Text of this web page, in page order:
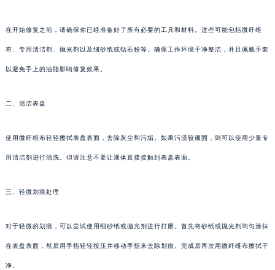
在开始修复之前，请确保你已经准备好了所有必要的工具和材料。这些可能包括微纤维
布、专用清洁剂、抛光剂以及细砂纸或钻石粉等。确保工作环境干净整洁，并且佩戴手套
以避免手上的油脂影响修复效果。
二、清洁表盘
使用微纤维布轻轻擦拭表盘表面，去除灰尘和污垢。如果污渍较顽固，则可以使用少量专
用清洁剂进行清洗。但请注意不要让液体直接接触到表盘表面。
三、轻微划痕处理
对于轻微的划痕，可以尝试使用细砂纸或抛光剂进行打磨。首先将砂纸或抛光剂均匀涂抹
在表盘表面，然后用手指轻轻按压并移动手指来去除划痕。完成后再次用微纤维布擦拭干
净。